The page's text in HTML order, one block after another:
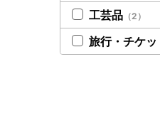
工芸品 （2）
旅行・チケッ